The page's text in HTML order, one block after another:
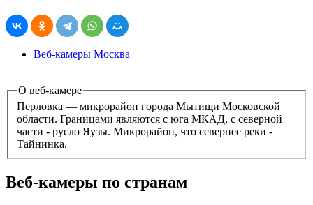
Веб-камеры Москва
О веб-камере
Перловка — микрорайон города Мытищи Московской
области. Границами являются с юга МКАД, с северной
части - русло Яузы. Микрорайон, что севернее реки -
Тайнинка.
Веб-камеры по странам